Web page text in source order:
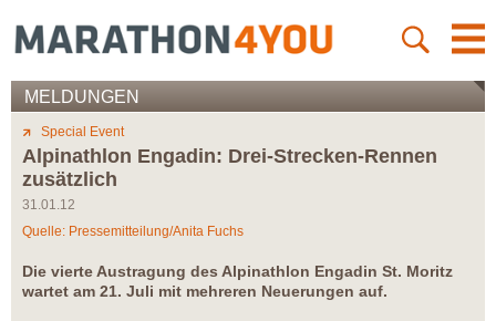
MELDUNGEN
Special Event
Alpinathlon Engadin: Drei-Strecken-Rennen
zusätzlich
31.01.12
Quelle: Pressemitteilung/Anita Fuchs
Die vierte Austragung des Alpinathlon Engadin St. Moritz
wartet am 21. Juli mit mehreren Neuerungen auf.